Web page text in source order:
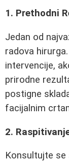
1. Prethodni
Jedan od
radova
intervencije,
prirodne
postigne
facijalnim
2.
Konsultujte